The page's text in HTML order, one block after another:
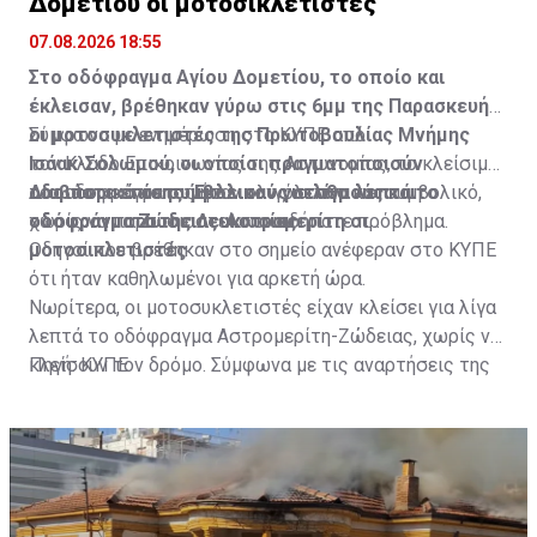
07.08.2026 18:55
Στο οδόφραγμα Αγίου Δομετίου, το οποίο και
έκλεισαν, βρέθηκαν γύρω στις 6μμ της Παρασκευής
οι μοτοσυκλετιστές της Πρωτοβουλίας Μνήμης
Ισάακ-Σολωμού, οι οποίοι πραγματοποιούν
οδοιπορικό σε συμβολικούς σταθμούς και
οδοφράγματα της Λευκωσίας.
Σύμφωνα με ενημέρωση στο ΚΥΠΕ από
τον Κλάδο Επικοινωνίας της Αστυνομίας, το κλείσιμο
του οδοφράγματος ήταν ολιγόλεπτο και συμβολικό,
χωρίς να παρουσιαστεί οποιοδήποτε πρόβλημα.
Διαβάστε επίσης:Έκλεισαν για λίγα λεπτά το
οδόφραγμα Ζώδειας-Αστρομερίτη οι
μοτοσικλετιστές
Οδηγοί που βρέθηκαν στο σημείο ανέφεραν στο ΚΥΠΕ
ότι ήταν καθηλωμένοι για αρκετή ώρα.
Νωρίτερα, οι μοτοσυκλετιστές είχαν κλείσει για λίγα
λεπτά το οδόφραγμα Αστρομερίτη-Ζώδειας, χωρίς να
κλείσουν τον δρόμο. Σύμφωνα με τις αναρτήσεις της
Τύμβο Μακεδονίτισσας, πριν φτάσουν στο οδόφραγμα
Αγίου Δομετίου.
Πηγή: ΚΥΠΕ